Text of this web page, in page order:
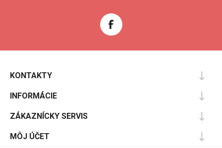
KONTAKTY
INFORMÁCIE
ZÁKAZNÍCKY SERVIS
MÔJ ÚČET